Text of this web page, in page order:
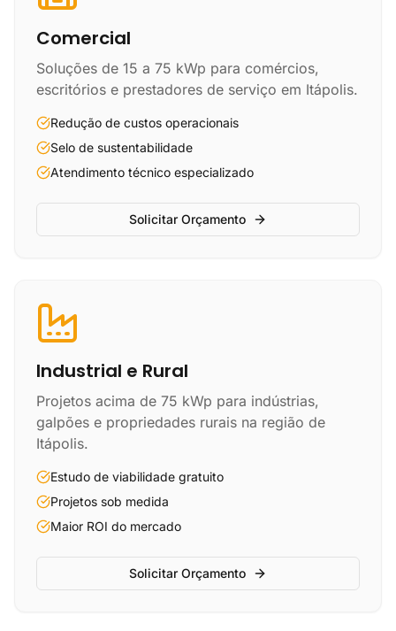
Comercial
Soluções de 15 a 75 kWp para comércios,
escritórios e prestadores de serviço em Itápolis.
Redução de custos operacionais
Selo de sustentabilidade
Atendimento técnico especializado
Solicitar Orçamento
Industrial e Rural
Projetos acima de 75 kWp para indústrias,
galpões e propriedades rurais na região de
Itápolis.
Estudo de viabilidade gratuito
Projetos sob medida
Maior ROI do mercado
Solicitar Orçamento